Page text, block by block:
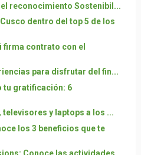
reconocimiento Sostenibil...
dentro del top 5 de los
firma contrato con el
para disfrutar del fin...
tu gratificación: 6
televisores y laptops a los ...
los 3 beneficios que te